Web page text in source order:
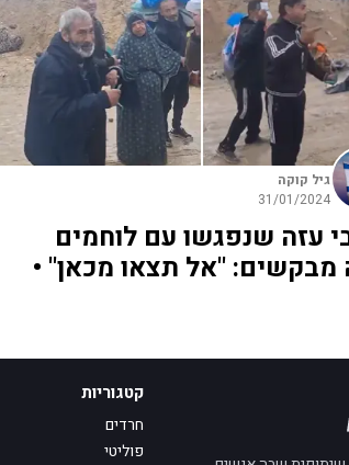
גיל קוקה
31/01/2024
עזה שנפגשו עם לוחמים
מבקשים: "אל תצאו מכאן" •
קטגוריות
חרדים
פוליטי